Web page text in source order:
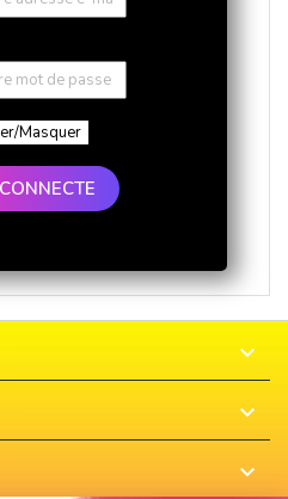
Masquer


